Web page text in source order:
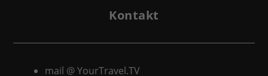
Kontakt
mail @ YourTravel.TV